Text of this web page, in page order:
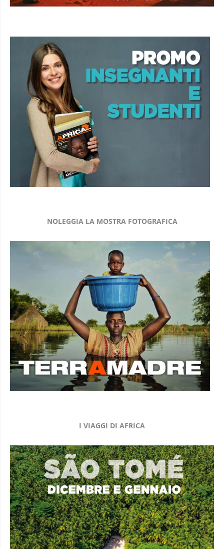
NOLEGGIA LA MOSTRA FOTOGRAFICA
I VIAGGI DI AFRICA